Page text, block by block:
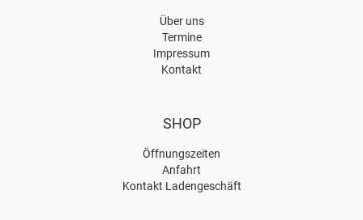
Über uns
Termine
Impressum
Kontakt
SHOP
Öffnungszeiten
Anfahrt
Kontakt Ladengeschäft